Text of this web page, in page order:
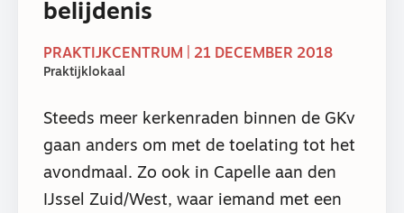
belijdenis
PRAKTIJKCENTRUM | 21 DECEMBER 2018
Praktijklokaal
Steeds meer kerkenraden binnen de GKv
gaan anders om met de toelating tot het
avondmaal. Zo ook in Capelle aan den
IJssel Zuid/West, waar iemand met een